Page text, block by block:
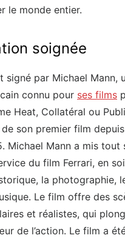
le monde entier.
soignée
signé par Michael Mann,
connu pour ses films
Heat, Collatéral ou
de son premier film depuis
Michael Mann a mis tout
du film Ferrari, en
la photographie,
Le film offre des
et réalistes, qui
de l’action. Le film a